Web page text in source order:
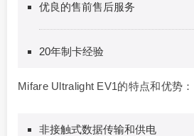
优良的售前售后服务
20年制卡经验
Mifare Ultralight EV1的特点和优势：
非接触式数据传输和供电